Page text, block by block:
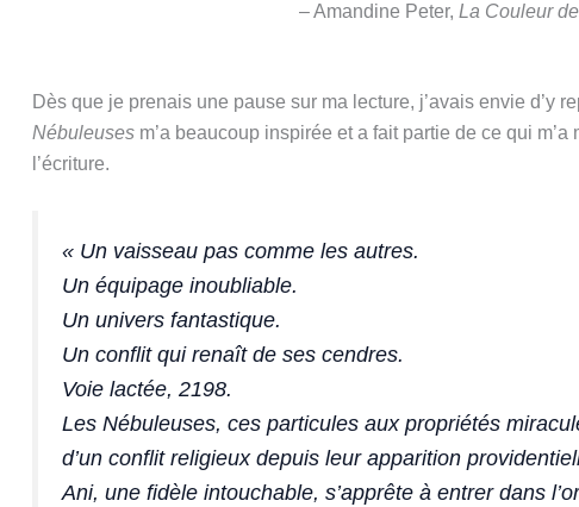
– Amandine Peter,La Couleur
Dès que je prenais une pause sur ma lecture, j’avais envie d’y
Nébuleuses m’a beaucoup inspirée et a fait partie de ce qui m’a
l’écriture.
« Un vaisseau pas comme les autres.
Un équipage inoubliable.
Un univers fantastique.
Un conflit qui renaît de ses cendres.
Voie lactée, 2198.
Les Nébuleuses, ces particules aux propriétés
d’un conflit religieux depuis leur apparition
Ani, une fidèle intouchable, s’apprête à entrer dans